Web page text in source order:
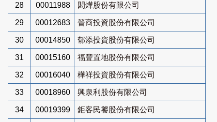
28 00011988 閎燁股份有限公司
29 00012683 晉商投資股份有限公司
30 00014850 郁添投資股份有限公司
31 00015160 福豐置地股份有限公司
32 00016040 樺祥投資股份有限公司
33 00018960 興泉利股份有限公司
34 00019399 鉅客民饕股份有限公司